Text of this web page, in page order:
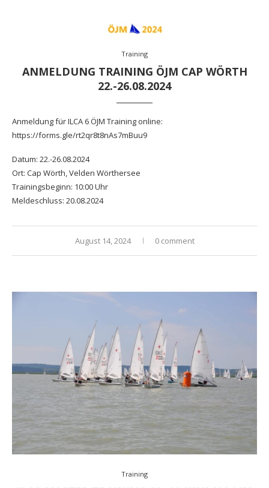
Training
ANMELDUNG TRAINING ÖJM CAP WÖRTH
22.-26.08.2024
Anmeldung für ILCA 6 ÖJM Training online:
https://forms.gle/rt2qr8t8nAs7mBuu9
Datum: 22.-26.08.2024
Ort: Cap Wörth, Velden Wörthersee
Trainingsbeginn: 10:00 Uhr
Meldeschluss: 20.08.2024
August 14, 2024 0 comment
Training